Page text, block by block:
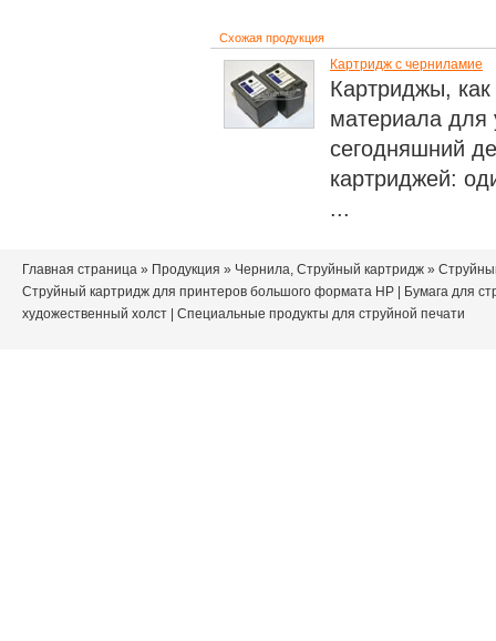
Схожая продукция
Картридж с черниламиe
Картриджы,
материала для
сегодняшний
картриджей:
...
Главная страница » Продукция » Чернила, Струйный картридж »
Струйный картридж для принтеров большого формата HP
Бумага для
художественный холст
Специальные продукты для струйной печати